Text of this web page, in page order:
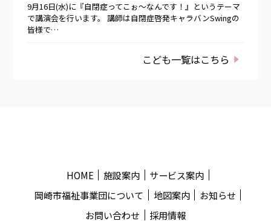
9月16日(水)に『自閉症ってこぉ～なんです！』というテーマ
で講演会を行います。 講師は自閉症啓発キャラバンSwingの
皆様で…
こども一覧はこちら
HOME 施設案内
サービス案内
岡崎市福祉事業団について
地図案内
お知らせ
お問い合わせ
採用情報